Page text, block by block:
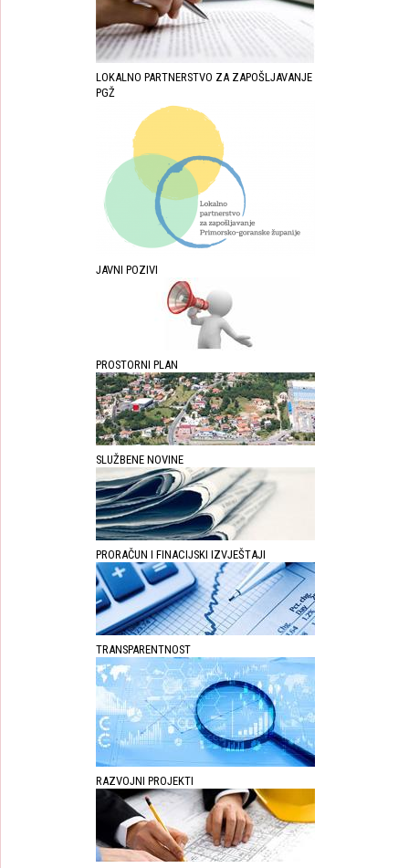
LOKALNO PARTNERSTVO ZA ZAPOŠLJAVANJE
PGŽ
JAVNI POZIVI
PROSTORNI PLAN
SLUŽBENE NOVINE
PRORAČUN I FINACIJSKI IZVJEŠTAJI
TRANSPARENTNOST
RAZVOJNI PROJEKTI